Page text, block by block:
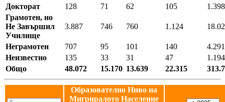
Докторат 128 71 62 105
1.398
Грамотен, но
Не Завършил
Училище
3.887 746 760 1.124
Неграмотен 707 95 101 140
4.291
Неизвестно
135 33 31 47
1.194
Общо
48.072 15.170 13.639 22.315
Образователно Ниво на
Мигриралото Население